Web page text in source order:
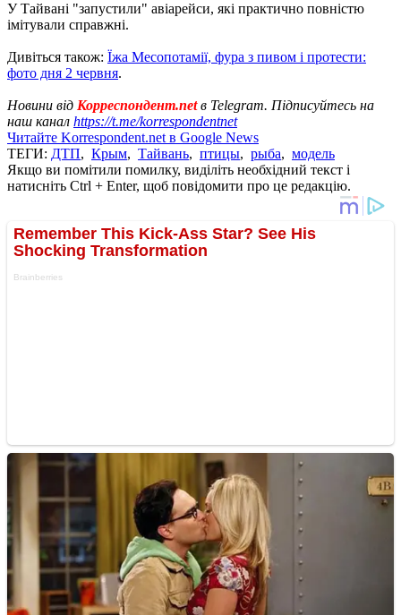
У Тайвані "запустили" авіарейси, які практично повністю
імітували справжні.
Дивіться також: Їжа Месопотамії, фура з пивом і протести:
фото дня 2 червня.
Новини від Корреспондент.netв Telegram. Підписуйтесь на
наш канал https://t.me/korrespondentnet
Читайте Korrespondent.net в Google News
ТЕГИ: ДТП, Крым, Тайвань, птицы, рыба, модель
Якщо ви помітили помилку, виділіть необхідний текст і
натисніть Ctrl + Enter, щоб повідомити про це редакцію.